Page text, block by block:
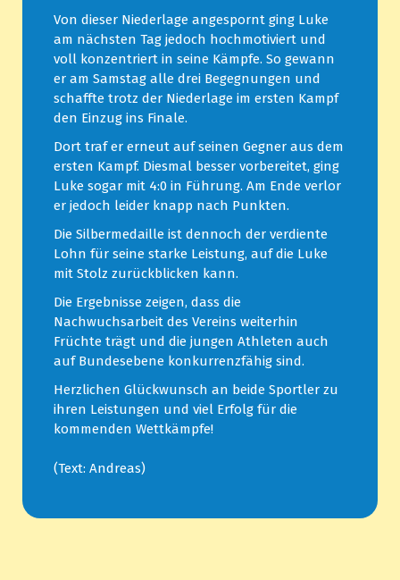
Von dieser Niederlage angespornt ging Luke
am nächsten Tag jedoch hochmotiviert und
voll konzentriert in seine Kämpfe. So gewann
er am Samstag alle drei Begegnungen und
schaffte trotz der Niederlage im ersten Kampf
den Einzug ins Finale.
Dort traf er erneut auf seinen Gegner aus dem
ersten Kampf. Diesmal besser vorbereitet, ging
Luke sogar mit 4:0 in Führung. Am Ende verlor
er jedoch leider knapp nach Punkten.
Die Silbermedaille ist dennoch der verdiente
Lohn für seine starke Leistung, auf die Luke
mit Stolz zurückblicken kann.
Die Ergebnisse zeigen, dass die
Nachwuchsarbeit des Vereins weiterhin
Früchte trägt und die jungen Athleten auch
auf Bundesebene konkurrenzfähig sind.
Herzlichen Glückwunsch an beide Sportler zu
ihren Leistungen und viel Erfolg für die
kommenden Wettkämpfe!
(Text: Andreas)